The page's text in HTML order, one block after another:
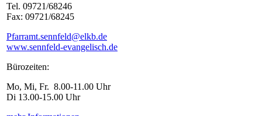
Tel. 09721/68246
Fax: 09721/68245
Pfarramt.sennfeld@elkb.de
www.sennfeld-evangelisch.de
Bürozeiten:
Mo, Mi, Fr. 8.00-11.00 Uhr
Di 13.00-15.00 Uhr